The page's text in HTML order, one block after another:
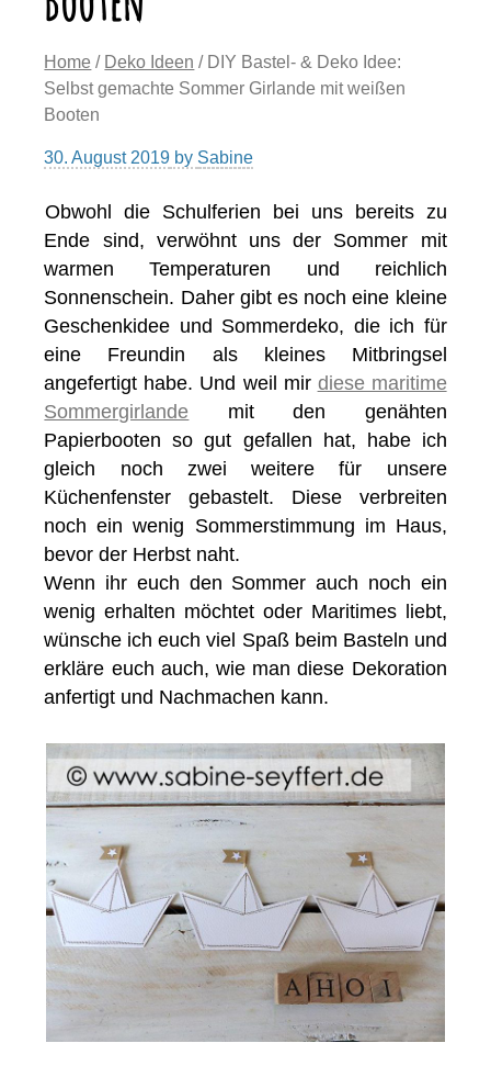
Home / Deko Ideen / DIY Bastel- & Deko Idee:
Selbst gemachte Sommer Girlande mit weißen
Booten
30. August 2019 by Sabine
Obwohl die Schulferien bei uns bereits zu
Ende sind, verwöhnt uns der Sommer mit
warmen Temperaturen und reichlich
Sonnenschein. Daher gibt es noch eine kleine
Geschenkidee und Sommerdeko, die ich für
eine Freundin als kleines Mitbringsel
angefertigt habe. Und weil mir diese maritime
Sommergirlande mit den genähten
Papierbooten so gut gefallen hat, habe ich
gleich noch zwei weitere für unsere
Küchenfenster gebastelt. Diese verbreiten
noch ein wenig Sommerstimmung im Haus,
bevor der Herbst naht.
Wenn ihr euch den Sommer auch noch ein
wenig erhalten möchtet oder Maritimes liebt,
wünsche ich euch viel Spaß beim Basteln und
erkläre euch auch, wie man diese Dekoration
anfertigt und Nachmachen kann.